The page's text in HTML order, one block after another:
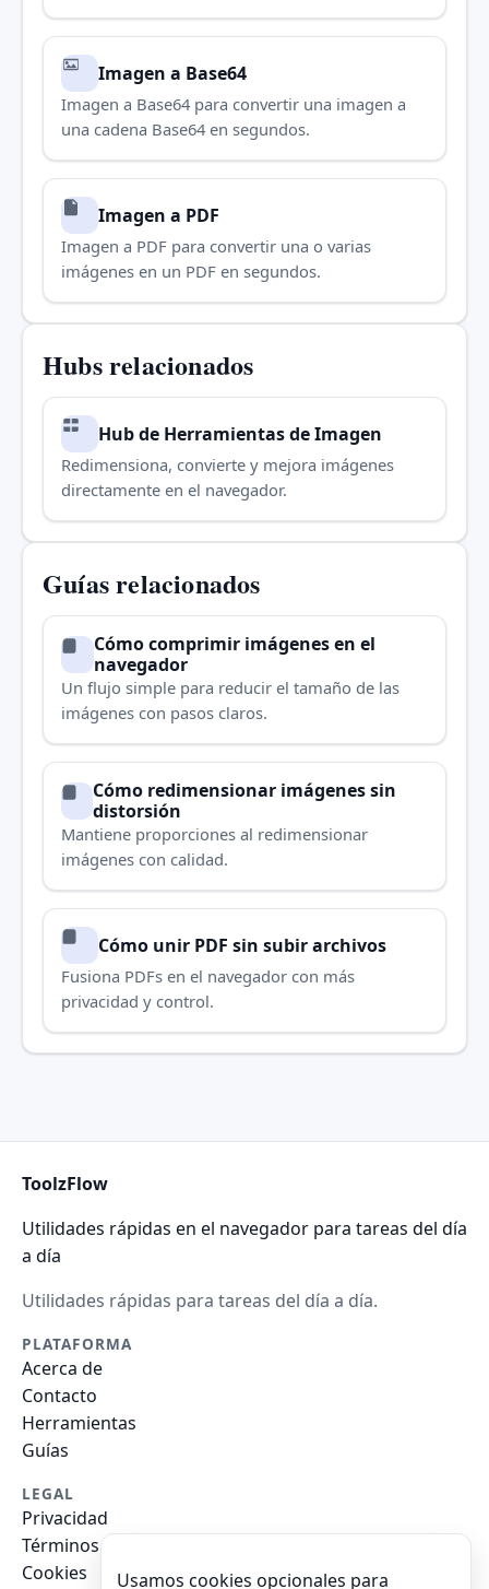
Imagen a Base64
Imagen a Base64 para convertir una imagen a
una cadena Base64 en segundos.
Imagen a PDF
Imagen a PDF para convertir una o varias
imágenes en un PDF en segundos.
Hubs relacionados
Hub de Herramientas de Imagen
Redimensiona, convierte y mejora imágenes
directamente en el navegador.
Guías relacionados
Cómo comprimir imágenes en el
navegador
Un flujo simple para reducir el tamaño de las
imágenes con pasos claros.
Cómo redimensionar imágenes sin
distorsión
Mantiene proporciones al redimensionar
imágenes con calidad.
Cómo unir PDF sin subir archivos
Fusiona PDFs en el navegador con más
privacidad y control.
ToolzFlow
Utilidades rápidas en el navegador para tareas del día
a día
Utilidades rápidas para tareas del día a día.
PLATAFORMA
Acerca de
Contacto
Herramientas
Guías
LEGAL
Privacidad
Términos
Cookies
Usamos cookies opcionales para